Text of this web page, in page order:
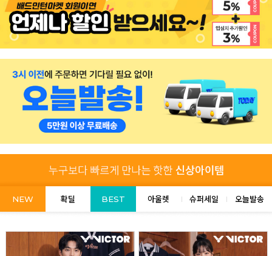
NEW 확딜 BEST 아울렛 슈퍼세일 오늘발송